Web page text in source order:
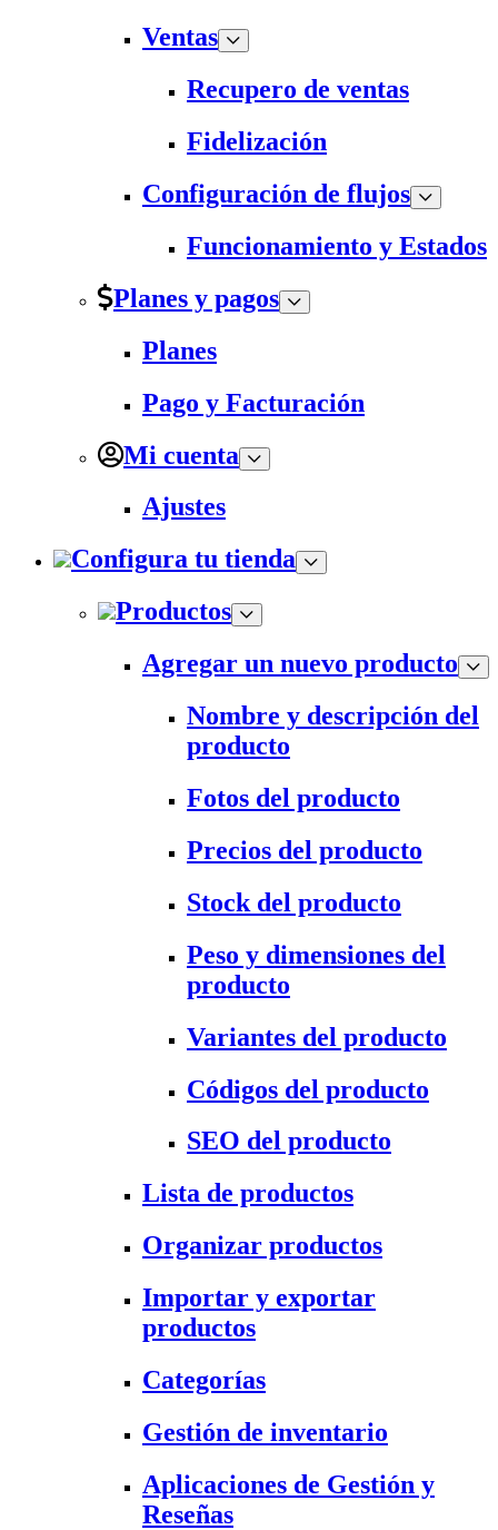
Ventas
Recupero de ventas
Fidelización
Configuración de flujos
Funcionamiento y Estados
Planes y pagos
Planes
Pago y Facturación
Mi cuenta
Ajustes
Configura tu tienda
Productos
Agregar un nuevo producto
Nombre y descripción del
producto
Fotos del producto
Precios del producto
Stock del producto
Peso y dimensiones del
producto
Variantes del producto
Códigos del producto
SEO del producto
Lista de productos
Organizar productos
Importar y exportar
productos
Categorías
Gestión de inventario
Aplicaciones de Gestión y
Reseñas